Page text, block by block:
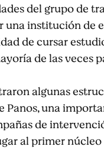
del grupo de
una institución de
de cursar
de las veces
algunas
una
de
al primer núcleo